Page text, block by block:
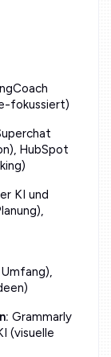
fokussiert)
HubSpot
KI und
Grammarly
(visuelle